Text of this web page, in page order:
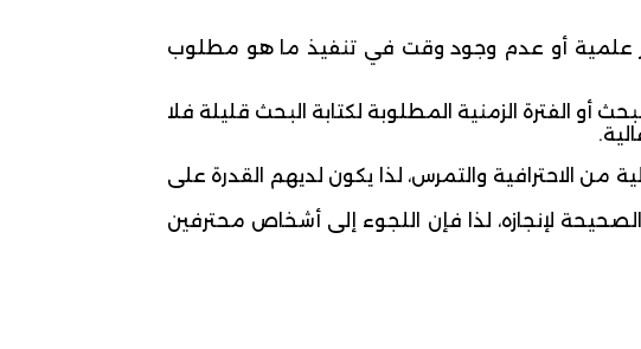
أكثر علمية أو عدم وجود وقت في تنفيذ ما هو مطلوب
الفترة الزمنية المطلوبة لكتابة البحث قليلة فلا
من الاحترافية والتمرس، لذا يكون لديهم القدرة على
لإنجازه، لذا فإن اللجوء إلى أشخاص محترفين